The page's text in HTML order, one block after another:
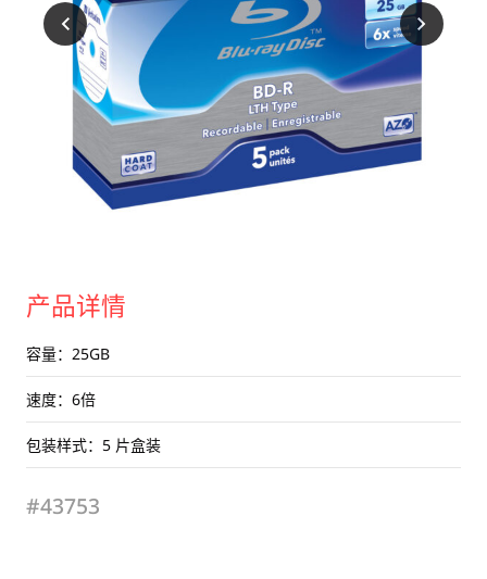
产品详情
容量：25GB
速度：6倍
包装样式：5 片盒装
#43753